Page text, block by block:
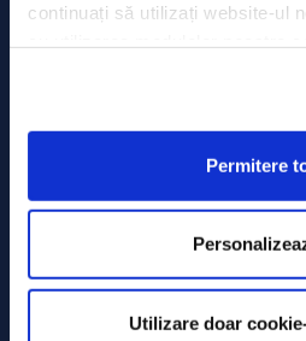
continuați să utilizați website-ul
Permitere
Utilizare doar
Politica de prelucrare a datelor
Declarația Cookie